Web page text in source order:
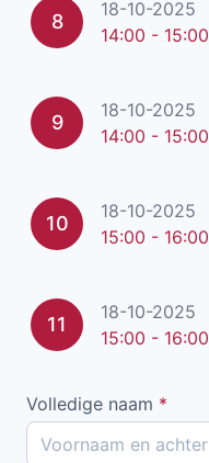
8
18-10-2025
14:00 - 15:00
9
18-10-2025
14:00 - 15:00
10
18-10-2025
15:00 - 16:00
11
18-10-2025
15:00 - 16:00
Volledige naam *